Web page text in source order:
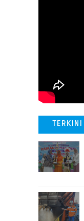
TERKINI